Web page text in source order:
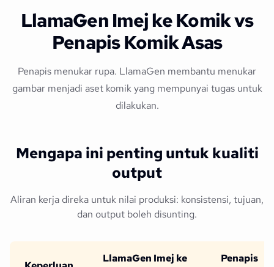
LlamaGen Imej ke Komik vs
Penapis Komik Asas
Penapis menukar rupa. LlamaGen membantu menukar
gambar menjadi aset komik yang mempunyai tugas untuk
dilakukan.
Mengapa ini penting untuk kualiti
output
Aliran kerja direka untuk nilai produksi: konsistensi, tujuan,
dan output boleh disunting.
LlamaGen Imej ke
Penapis